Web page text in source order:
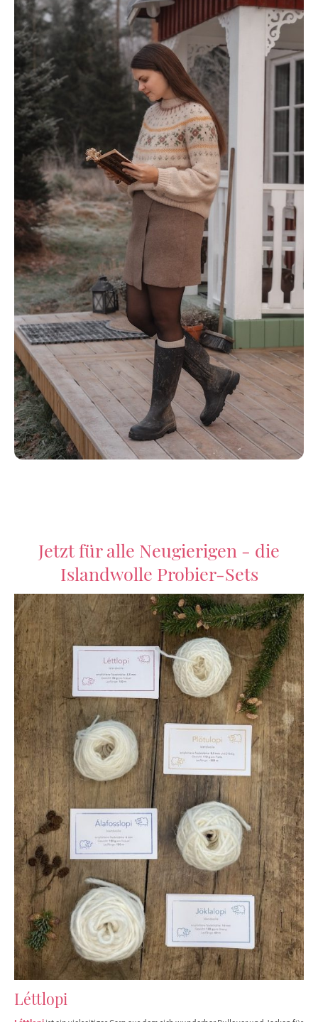
Jetzt für alle Neugierigen - die
Islandwolle Probier-Sets
Léttlopi